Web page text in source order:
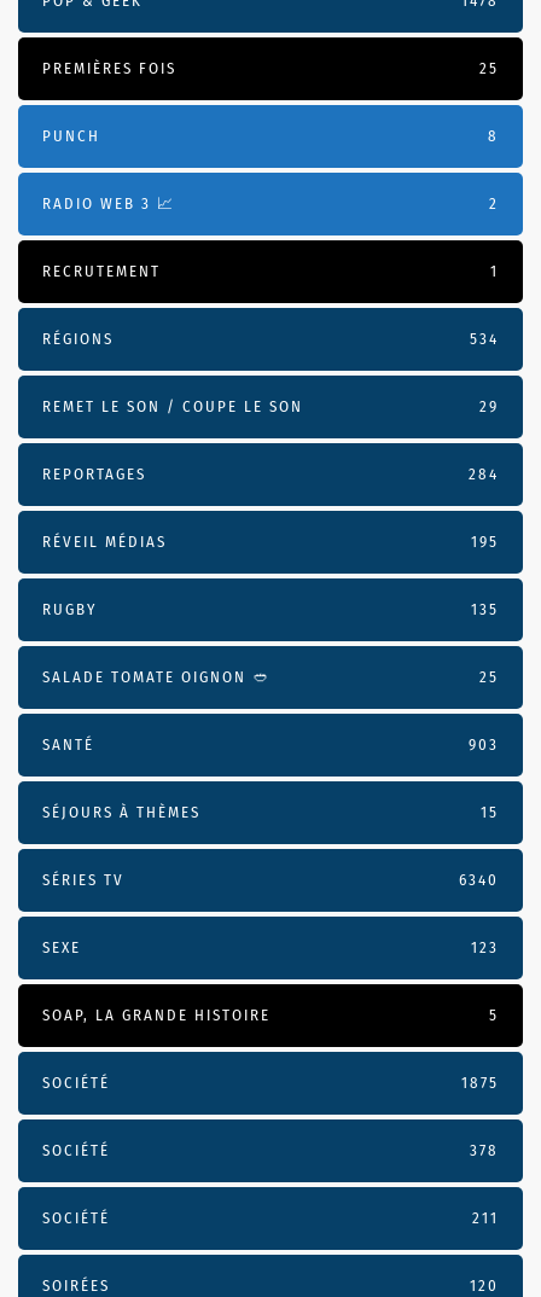
PREMIÈRES FOIS 25
PUNCH 8
RADIO WEB 3 📈 2
RECRUTEMENT 1
RÉGIONS 534
REMET LE SON / COUPE LE SON 29
REPORTAGES 284
RÉVEIL MÉDIAS 195
RUGBY 135
SALADE TOMATE OIGNON 🥙 25
SANTÉ 903
SÉJOURS À THÈMES 15
SÉRIES TV 6340
SEXE 123
SOAP, LA GRANDE HISTOIRE 5
SOCIÉTÉ 1875
SOCIÉTÉ 378
SOCIÉTÉ 211
SOIRÉES 120